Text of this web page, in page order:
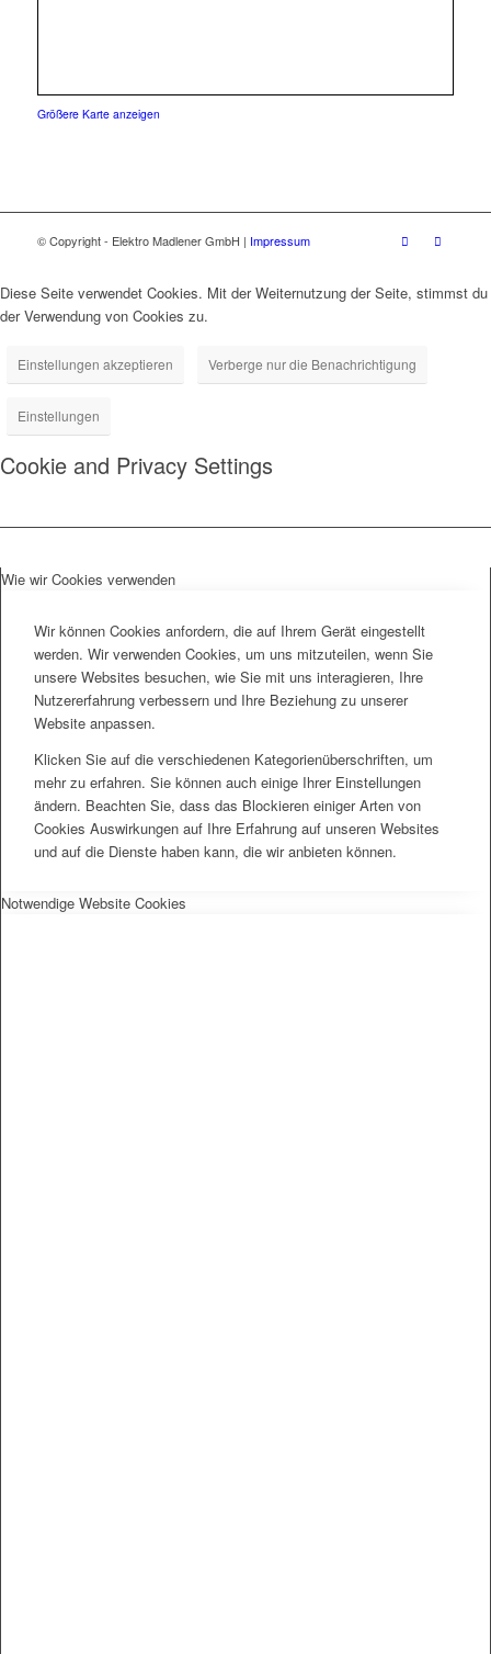
Größere Karte anzeigen
© Copyright - Elektro Madlener GmbH | Impressum
Diese Seite verwendet Cookies. Mit der Weiternutzung der Seite, stimmst du
der Verwendung von Cookies zu.
Einstellungen akzeptieren Verberge nur die Benachrichtigung
Einstellungen
Cookie and Privacy Settings
Wie wir Cookies verwenden
Wir können Cookies anfordern, die auf Ihrem Gerät eingestellt
werden. Wir verwenden Cookies, um uns mitzuteilen, wenn Sie
unsere Websites besuchen, wie Sie mit uns interagieren, Ihre
Nutzererfahrung verbessern und Ihre Beziehung zu unserer
Website anpassen.
Klicken Sie auf die verschiedenen Kategorienüberschriften, um
mehr zu erfahren. Sie können auch einige Ihrer Einstellungen
ändern. Beachten Sie, dass das Blockieren einiger Arten von
Cookies Auswirkungen auf Ihre Erfahrung auf unseren Websites
und auf die Dienste haben kann, die wir anbieten können.
Notwendige Website Cookies